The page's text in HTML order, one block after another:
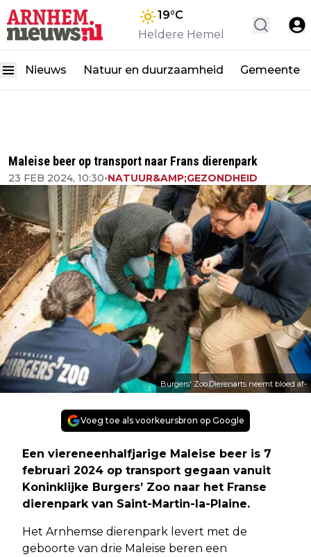
19°C
Heldere Hemel
Nieuws Natuur en duurzaamheid Gemeente
Maleise beer op transport naar Frans dierenpark
23 FEB 2024, 10:30•NATUUR&AMP;GEZONDHEID
Burgers' Zoo.Dierenarts neemt bloed af-
Voeg toe als voorkeursbron op Google
Een viereneenhalfjarige Maleise beer is 7
februari 2024 op transport gegaan vanuit
Koninklijke Burgers’ Zoo naar het Franse
dierenpark van Saint-Martin-la-Plaine.
Het Arnhemse dierenpark levert met de
geboorte van drie Maleise beren een